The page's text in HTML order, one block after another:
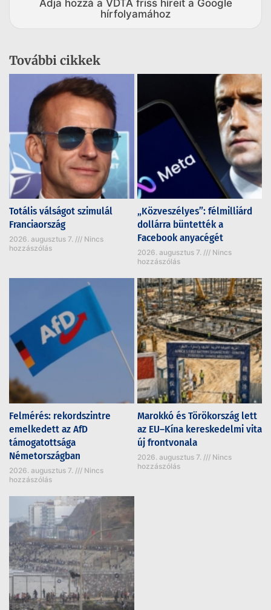
Adja hozzá a VDTA friss híreit a Google
hírfolyamához
További cikkek
Totális válságot szimulál
Franciaország
2026. augusztus 7.
Nincs
hozzászólás
„Közveszélyes”: félmilliárd
dollárra büntették a
Facebook anyacégét
2026. augusztus 7.
Nincs
hozzászólás
Felmérés: rekordszintre
emelkedett az AfD
támogatottsága
Németországban
2026. augusztus 7.
Nincs
hozzászólás
Marokkó és Törökország lett
az EU–Kína kereskedelmi vita
új frontvonala
2026. augusztus 7.
Nincs
hozzászólás